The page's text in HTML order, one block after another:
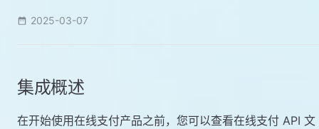
2025-03-07
集成概述
在开始使用在线支付产品之前，您可以查看在线支付 API 文